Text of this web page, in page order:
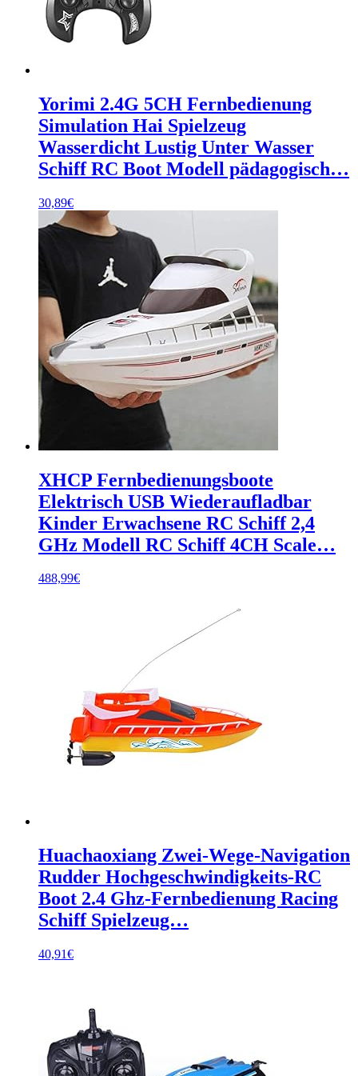
Yorimi 2.4G 5CH Fernbedienung
Simulation Hai Spielzeug
Wasserdicht Lustig Unter Wasser
Schiff RC Boot Modell pädagogisch…
30,89€
XHCP Fernbedienungsboote
Elektrisch USB Wiederaufladbar
Kinder Erwachsene RC Schiff 2,4
GHz Modell RC Schiff 4CH Scale…
488,99€
Huachaoxiang Zwei-Wege-Navigation
Rudder Hochgeschwindigkeits-RC
Boot 2.4 Ghz-Fernbedienung Racing
Schiff Spielzeug…
40,91€